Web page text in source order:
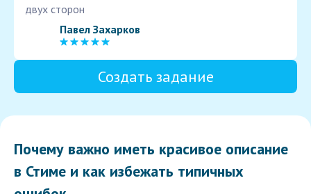
двух сторон
Павел Захарков
Создать задание
Почему важно иметь красивое описание
в Стиме и как избежать типичных